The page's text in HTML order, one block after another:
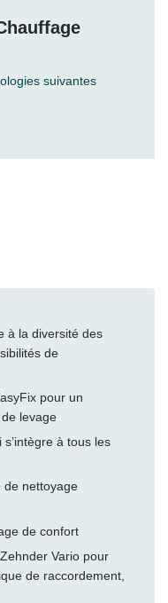
suivantes
à la diversité des
de
pour un
levage
à tous les
de nettoyage
de confort
Vario pour
de raccordement,